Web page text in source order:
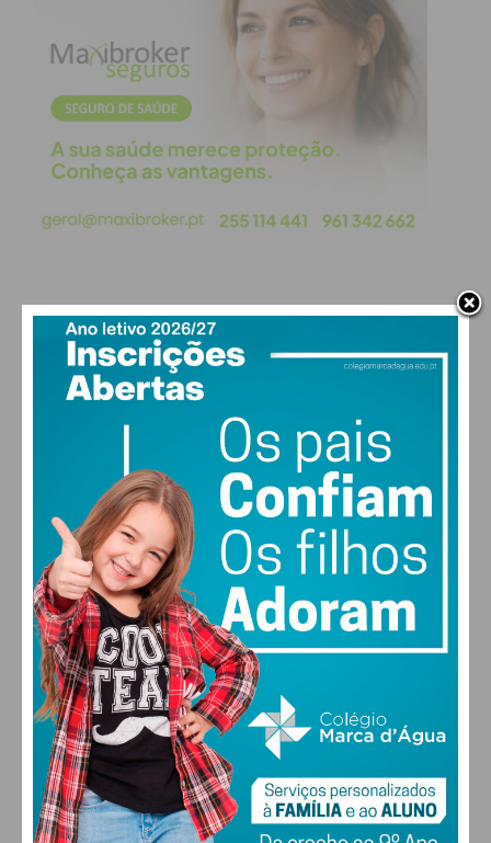
PAÇOS DE FERREIRA
19°
vento: 1m/s SO
MAX 19 • MIN 19
30°
SEX
28
SÁB
28°
DOM
29
SEG
FARMACIAS DE SERVIÇO EM PAÇOS DE
FERREIRA